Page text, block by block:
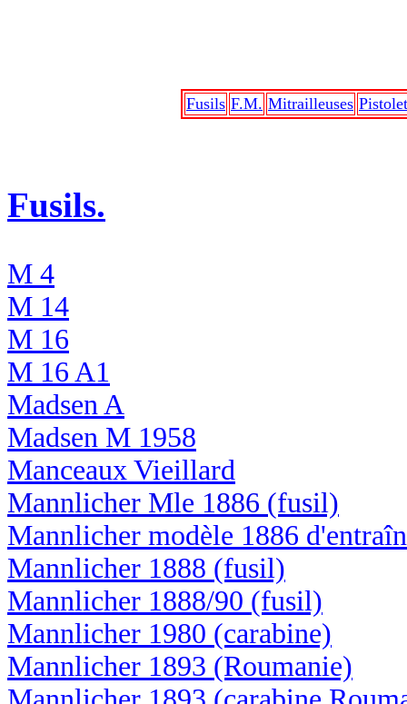
Fusils F.M. Mitrailleuses
Fusils.
M 4
M 14
M 16
M 16 A1
Madsen A
Madsen M 1958
Manceaux Vieillard
Mannlicher Mle 1886 (fusil)
Mannlicher modèle 1886
Mannlicher 1888 (fusil)
Mannlicher 1888/90 (fusil)
Mannlicher 1980 (carabine)
Mannlicher 1893 (Roumanie)